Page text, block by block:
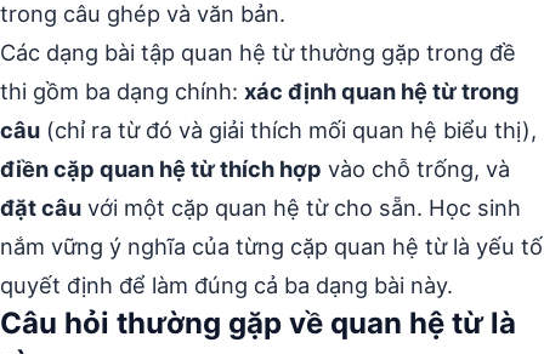
trong câu ghép và văn bản.
Các dạng bài tập quan hệ từ thường gặp trong đề
thi gồm ba dạng chính: xác định quan hệ từ trong
câu (chỉ ra từ đó và giải thích mối quan hệ biểu thị),
điền cặp quan hệ từ thích hợp vào chỗ trống, và
đặt câu với một cặp quan hệ từ cho sẵn. Học sinh
nắm vững ý nghĩa của từng cặp quan hệ từ là yếu tố
quyết định để làm đúng cả ba dạng bài này.
Câu hỏi thường gặp về quan hệ từ là